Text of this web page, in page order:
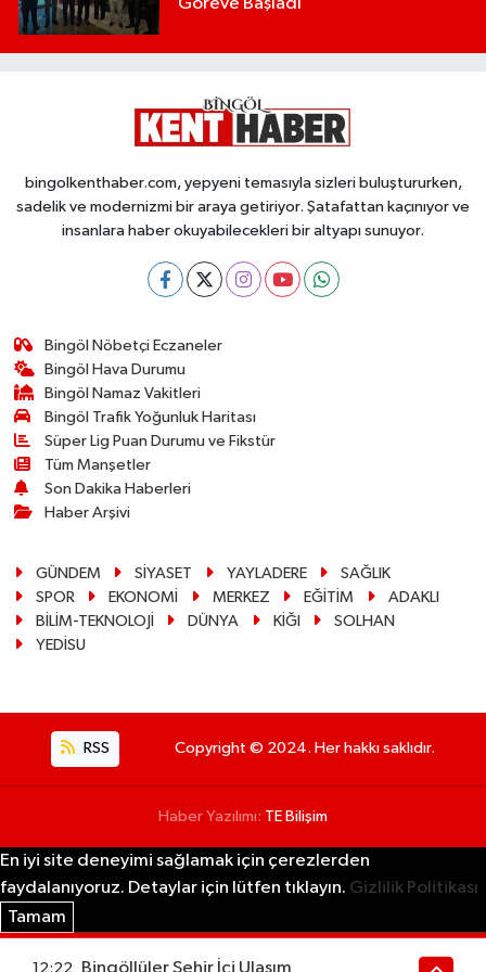
Göreve Başladı
bingolkenthaber.com, yepyeni temasıyla sizleri buluştururken,
sadelik ve modernizmi bir araya getiriyor. Şatafattan kaçınıyor ve
insanlara haber okuyabilecekleri bir altyapı sunuyor.
Bingöl Nöbetçi Eczaneler
Bingöl Hava Durumu
Bingöl Namaz Vakitleri
Bingöl Trafik Yoğunluk Haritası
Süper Lig Puan Durumu ve Fikstür
Tüm Manşetler
Son Dakika Haberleri
Haber Arşivi
GÜNDEM SİYASET YAYLADERE
SAĞLIK
SPOR
EKONOMİ MERKEZ EĞİTİM
ADAKLI
BİLİM-TEKNOLOJİ
DÜNYA KİĞI
SOLHAN
YEDİSU
RSS Copyright © 2024. Her hakkı saklıdır.
Haber Yazılımı: TE Bilişim
En iyi site deneyimi sağlamak için çerezlerden
faydalanıyoruz. Detaylar için lütfen tıklayın. Gizlilik Politikası
Tamam
12:22 Bingöllüler Şehir İçi Ulaşım